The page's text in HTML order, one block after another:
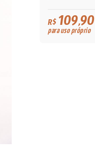
R$109,90
para uso próprio